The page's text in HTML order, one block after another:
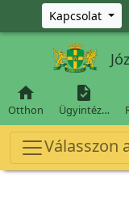
Ugrás a fő tartalomra
Kapcsolat

Otthon

Ügyintéz…
Válasszon